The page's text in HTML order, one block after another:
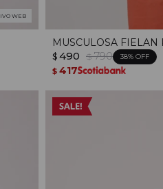
WEB
MUSCULOSA FIELAN
$ 490 $ 790 38
$ 417